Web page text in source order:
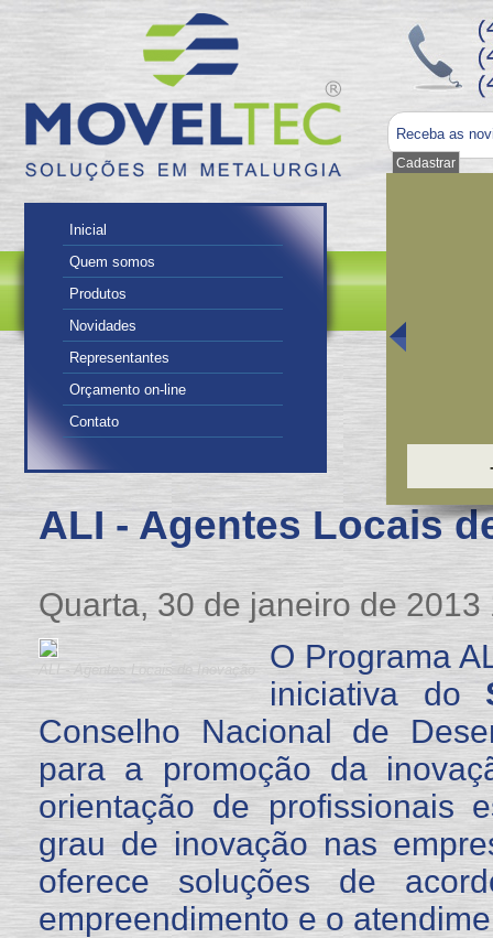
Receba as
Inicial
Quem somos
Produtos
Novidades
Representantes
Orçamento on-line
Contato
ALI - Agentes Locais
Quarta, 30 de janeiro de 2013
ALI - Agentes Locais de Inovação
O Programa
iniciativa do
Conselho Nacional de
para a promoção da
orientação de profissionais
grau de inovação nas
oferece soluções de
empreendimento e o